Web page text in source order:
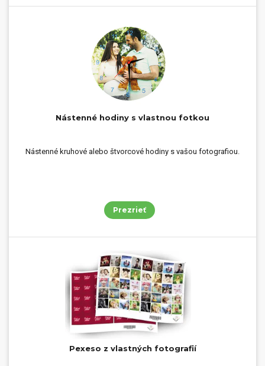
Nástenné hodiny s vlastnou fotkou
Nástenné kruhové alebo štvorcové hodiny s vašou fotografiou.
Prezrieť
Pexeso z vlastných fotografií